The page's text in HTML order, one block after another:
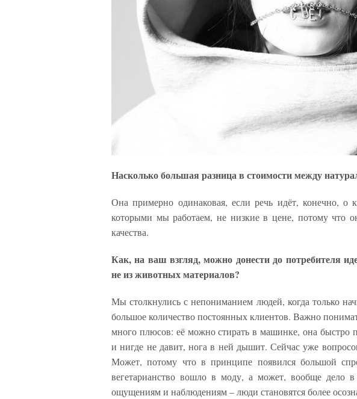
Насколько большая разница в стоимости между
Она примерно одинаковая, если речь идёт, конечно, о
которыми мы работаем, не низкие в цене, потому что
качества.
Как, на ваш взгляд, можно донести до потребителя
не из животных материалов?
Мы столкнулись с непониманием людей, когда только
большое количество постоянных клиентов. Важно
много плюсов: её можно стирать в машинке, она быстро
и нигде не давит, нога в ней дышит. Сейчас уже
Может, потому что в принципе появился большой
вегетарианство вошло в моду, а может, вообще дело
ощущениям и наблюдениям – люди становятся более